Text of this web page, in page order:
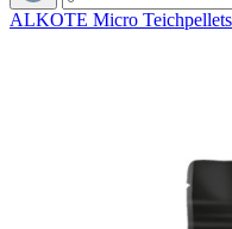
ALKOTE Micro